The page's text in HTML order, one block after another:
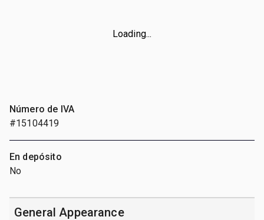
Loading...
Número de IVA
#15104419
En depósito
No
General Appearance